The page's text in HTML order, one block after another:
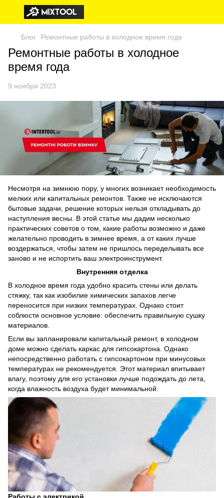
Блог Ремонтные работы в холодное время года
Ремонтные работы в холодное
время года
9 ноября 2023
Несмотря на зимнюю пору, у многих возникает необходимость
мелких или капитальных ремонтов. Также не исключаются
бытовые задачи, решение которых нельзя откладывать до
наступления весны. В этой статье мы дадим несколько
практических советов о том, какие работы возможно и даже
желательно проводить в зимнее время, а от каких лучше
воздержаться, чтобы затем не пришлось переделывать все
заново и не испортить ваш электроинструмент.
Внутренняя отделка
В холодное время года удобно красить стены или делать
стяжку, так как изобилие химических запахов легче
переносится при низких температурах. Однако стоит
соблюсти основное условие: обеспечить правильную сушку
материалов.
Если вы запланировали капитальный ремонт, в холодном
доме можно сделать каркас для гипсокартона. Однако
непосредственно работать с гипсокартоном при минусовых
температурах не рекомендуется. Этот материал впитывает
влагу, поэтому для его установки лучше подождать до лета,
когда влажность воздуха будет минимальной.